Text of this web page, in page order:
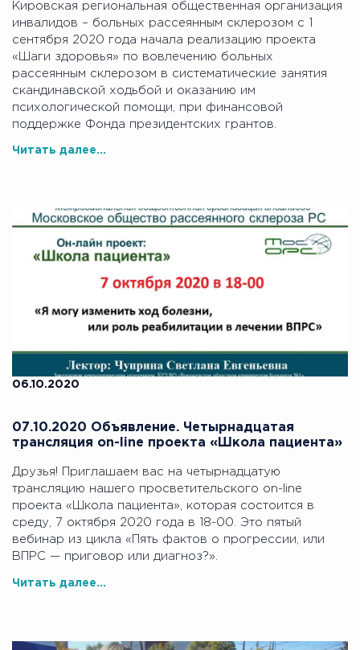
Кировская региональная общественная организация
инвалидов – больных рассеянным склерозом с 1
сентября 2020 года начала реализацию проекта
«Шаги здоровья» по вовлечению больных
рассеянным склерозом в систематические занятия
скандинавской ходьбой и оказанию им
психологической помощи, при финансовой
поддержке Фонда президентских грантов.
Читать далее...
06.10.2020
07.10.2020 Объявление. Четырнадцатая
трансляция on-line проекта «Школа пациента»
Друзья! Приглашаем вас на четырнадцатую
трансляцию нашего просветительского on-line
проекта «Школа пациента», которая состоится в
среду, 7 октября 2020 года в 18-00. Это пятый
вебинар из цикла «Пять фактов о прогрессии, или
ВПРС — приговор или диагноз?».
Читать далее...